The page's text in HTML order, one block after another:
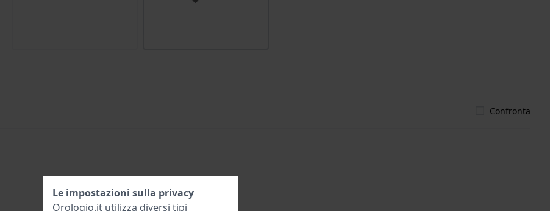
Confronta
Le impostazioni sulla privacy
Orologio.it utilizza diversi tipi